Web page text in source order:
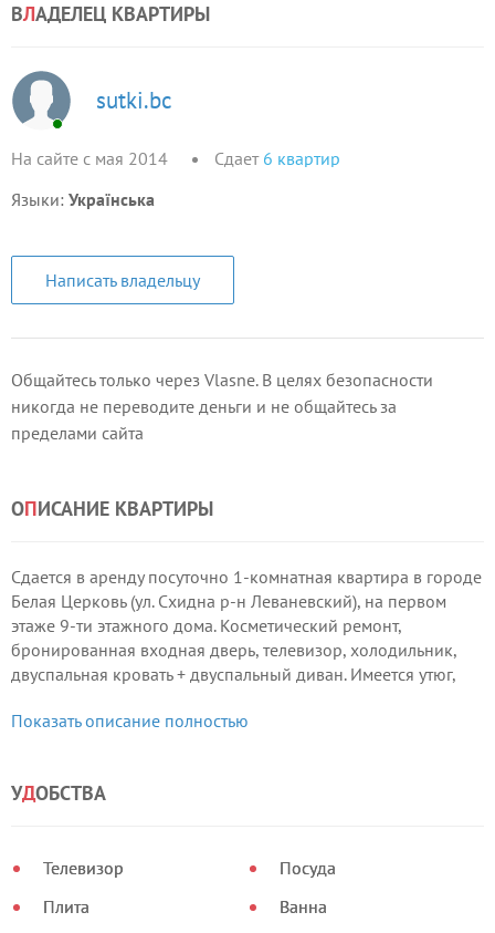
ВЛАДЕЛЕЦ КВАРТИРЫ
sutki.bc
На сайте с мая 2014 Сдает 6 квартир
Языки: Українська
Написать владельцу
Общайтесь только через Vlasne. В целях безопасности
никогда не переводите деньги и не общайтесь за
пределами сайта
ОПИСАНИЕ КВАРТИРЫ
Сдается в аренду посуточно 1-комнатная квартира в городе
Белая Церковь (ул. Схидна р-н Леваневский), на первом
этаже 9-ти этажного дома. Косметический ремонт,
бронированная входная дверь, телевизор, холодильник,
двуспальная кровать + двуспальный диван. Имеется утюг,
Показать описание полностью
УДОБСТВА
Телевизор
Плита
Посуда
Ванна